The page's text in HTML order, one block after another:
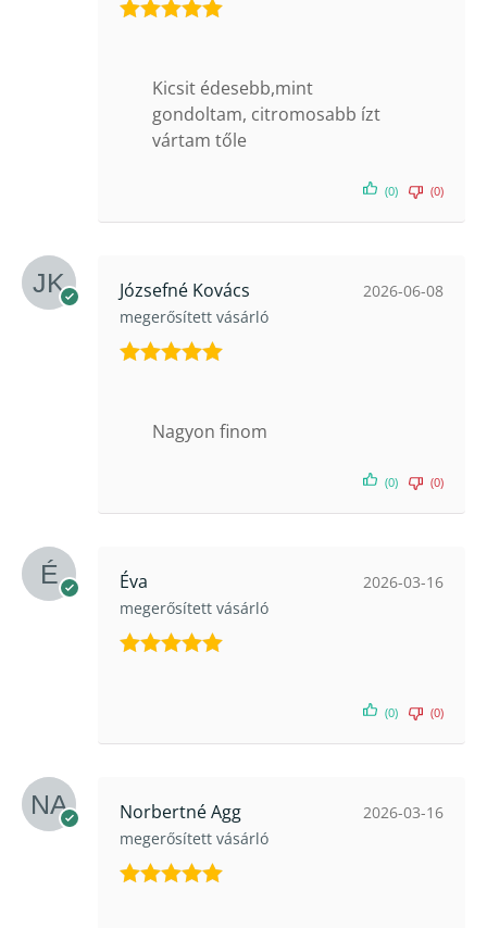
Kicsit édesebb,mint
gondoltam, citromosabb ízt
vártam tőle
(0) (0)
Józsefné Kovács
megerősített vásárló
2026-06-08
Nagyon finom
(0) (0)
Éva
megerősített vásárló
2026-03-16
(0) (0)
Norbertné Agg
megerősített vásárló
2026-03-16